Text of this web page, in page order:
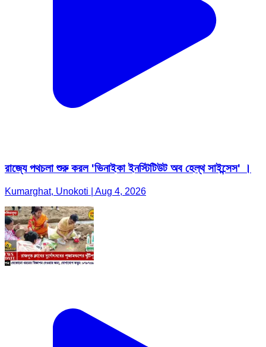
রাজ্যে পথচলা শুরু করল 'ভিনাইকা ইনস্টিটিউট অব হেল্থ সাইন্সেস' ।
Kumarghat, Unokoti | Aug 4, 2026